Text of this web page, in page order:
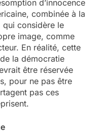
d’innocence
combinée à la
considère le
image, comme
En réalité, cette
la démocratie
être réservée
pour ne pas être
pas ces